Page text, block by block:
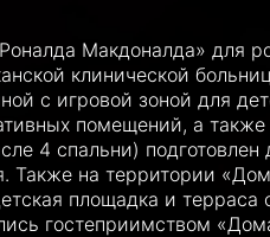
Макдоналда» для
клинической
с игровой зоной для
помещений, а
4 спальни) подготовлен
Также на территории
площадка и
гостеприимством